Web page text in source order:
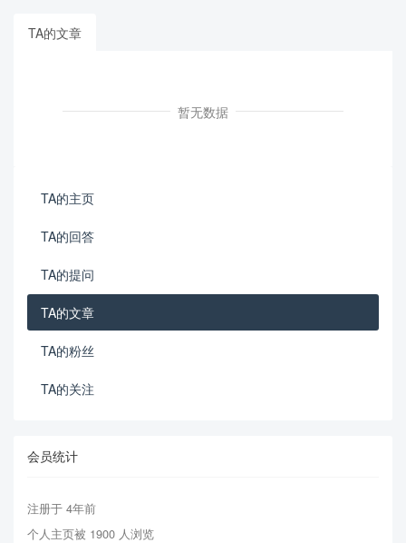
TA的文章
暂无数据
TA的主页
TA的回答
TA的提问
TA的文章
TA的粉丝
TA的关注
会员统计
注册于 4年前
个人主页被 1900 人浏览